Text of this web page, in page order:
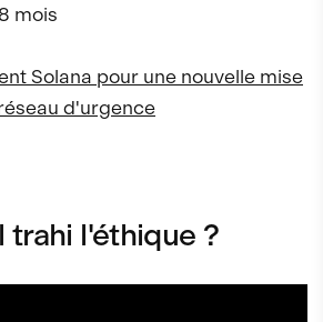
mois
Solana pour une nouvelle mise
d'urgence
trahi l'éthique ?